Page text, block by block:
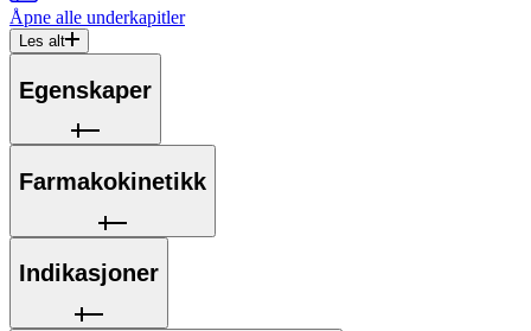
Åpne alle underkapitler
Les alt
Egenskaper
Farmakokinetikk
Indikasjoner